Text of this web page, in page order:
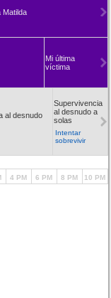
Matilda
Mi última
víctima
al desnudo
Supervivencia
al desnudo a
solas
Intentar
sobrevivir
4 PM 6 PM 8 PM 10 PM